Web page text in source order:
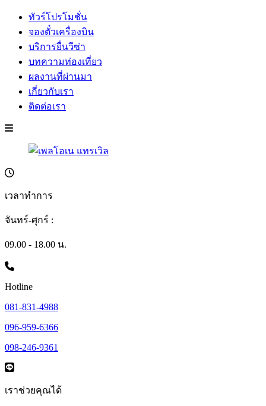
ทัวร์โปรโมชั่น
จองตั๋วเครื่องบิน
บริการยื่นวีซ่า
บทความท่องเที่ยว
ผลงานที่ผ่านมา
เกี่ยวกับเรา
ติดต่อเรา
เวลาทำการ
จันทร์-ศุกร์ :
09.00 - 18.00 น.
Hotline
081-831-4988
096-959-6366
098-246-9361
เราช่วยคุณได้